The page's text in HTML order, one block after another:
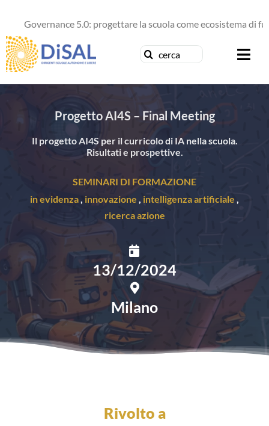
contenuto
Governance 5.0: progettare la scuola come ecosistema di futuro
Cerca
Concorsi
Contattaci
Progetto AI4S – Final Meeting
Il progetto AI4S per il curricolo di IA nella scuola.
Risultati e prospettive.
SEMINARI DI FORMAZIONE
in evidenza, innovazione , intelligenza artificiale ,
ricerca azione
13/12/2024
Milano
Rivolto a